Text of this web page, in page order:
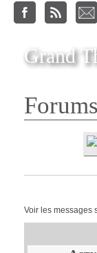
Grand
Voir les messages